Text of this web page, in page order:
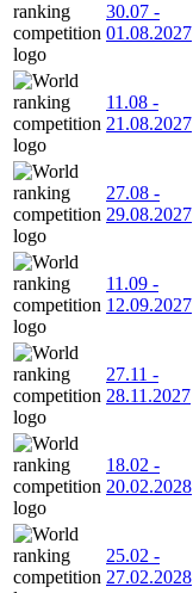
30.07 -
01.08.2027
11.08 -
21.08.2027
27.08 -
29.08.2027
11.09 -
12.09.2027
27.11 -
28.11.2027
18.02 -
20.02.2028
25.02 -
27.02.2028